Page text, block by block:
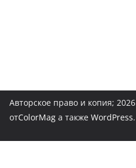
Авторское право и копия; 2026
отColorMag а также WordPress.